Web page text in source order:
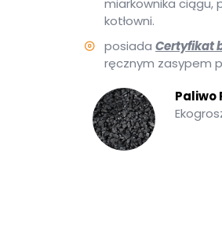
miarkownika ciągu,
kotłowni.
posiada Certyfikat
ręcznym zasypem
Paliwo